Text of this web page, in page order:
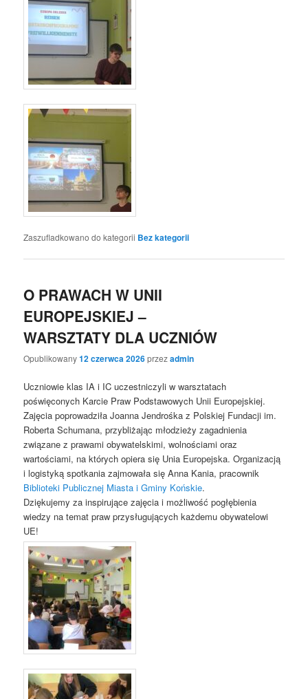
Zaszufladkowano do kategorii Bez kategorii
O PRAWACH W UNII
EUROPEJSKIEJ –
WARSZTATY DLA UCZNIÓW
Opublikowany12 czerwca 2026przezadmin
Uczniowie klas IA i IC uczestniczyli w warsztatach
poświęconych Karcie Praw Podstawowych Unii Europejskiej.
Zajęcia poprowadziła Joanna Jendrośka z Polskiej Fundacji im.
Roberta Schumana, przybliżając młodzieży zagadnienia
związane z prawami obywatelskimi, wolnościami oraz
wartościami, na których opiera się Unia Europejska. Organizacją
i logistyką spotkania zajmowała się Anna Kania, pracownik
Biblioteki Publicznej Miasta i Gminy Końskie.
Dziękujemy za inspirujące zajęcia i możliwość pogłębienia
wiedzy na temat praw przysługujących każdemu obywatelowi
UE!